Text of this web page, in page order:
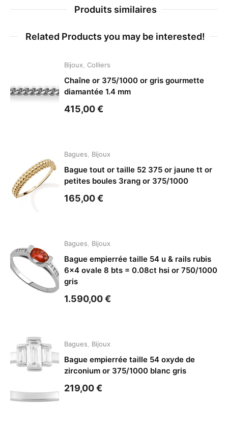
Produits similaires
Related Products you may be interested!
Bijoux Colliers
Chaîne or 375/1000 or gris gourmette
diamantée 1.4 mm
415,00€
Bagues Bijoux
Bague tout or taille 52 375 or jaune tt or
petites boules 3rang or 375/1000
165,00€
Bagues Bijoux
Bague empierrée taille 54 u & rails rubis
6×4 ovale 8 bts = 0.08ct hsi or 750/1000
gris
1.590,00€
Bagues Bijoux
Bague empierrée taille 54 oxyde de
zirconium or 375/1000 blanc gris
219,00€